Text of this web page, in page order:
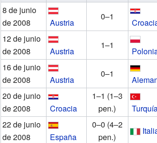
8 de junio
de 2008
Austria
0–1
12 de junio
de 2008
Austria
1–1
16 de junio
de 2008
Austria
0–1
20 de junio
de 2008
Croacia
1–1 (1–3
pen.)
22 de junio
de 2008
España
0–0 (4–2
pen.)